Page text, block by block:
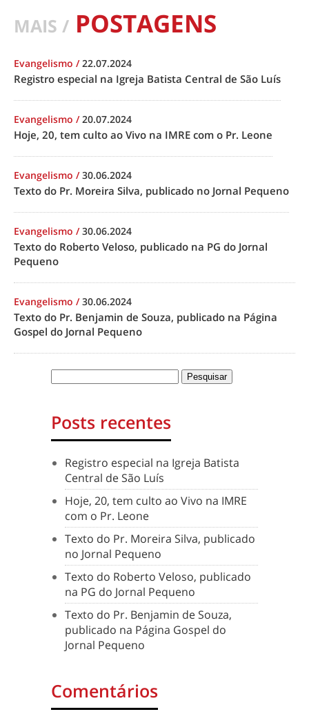
MAIS / POSTAGENS
Evangelismo /22.07.2024
Registro especial na Igreja Batista Central de São Luís
Evangelismo /20.07.2024
Hoje, 20, tem culto ao Vivo na IMRE com o Pr. Leone
Evangelismo /30.06.2024
Texto do Pr. Moreira Silva, publicado no Jornal Pequeno
Evangelismo /30.06.2024
Texto do Roberto Veloso, publicado na PG do Jornal
Pequeno
Evangelismo /30.06.2024
Texto do Pr. Benjamin de Souza, publicado na Página
Gospel do Jornal Pequeno
Posts recentes
Registro especial na Igreja Batista
Central de São Luís
Hoje, 20, tem culto ao Vivo na IMRE
com o Pr. Leone
Texto do Pr. Moreira Silva, publicado
no Jornal Pequeno
Texto do Roberto Veloso, publicado
na PG do Jornal Pequeno
Texto do Pr. Benjamin de Souza,
publicado na Página Gospel do
Jornal Pequeno
Comentários